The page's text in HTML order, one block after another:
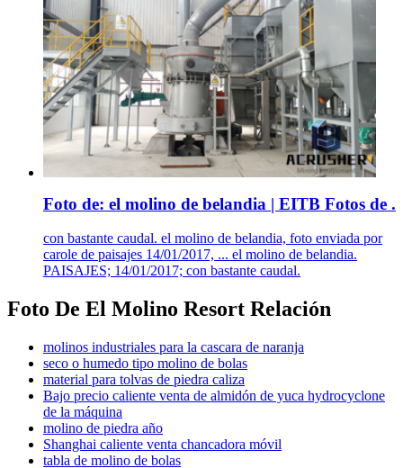
Foto de: el molino de belandia | EITB Fotos de .
con bastante caudal. el molino de belandia, foto enviada por
carole de paisajes 14/01/2017, ... el molino de belandia.
PAISAJES; 14/01/2017; con bastante caudal.
Foto De El Molino Resort Relación
molinos industriales para la cascara de naranja
seco o humedo tipo molino de bolas
material para tolvas de piedra caliza
Bajo precio caliente venta de almidón de yuca hydrocyclone
de la máquina
molino de piedra año
Shanghai caliente venta chancadora móvil
tabla de molino de bolas